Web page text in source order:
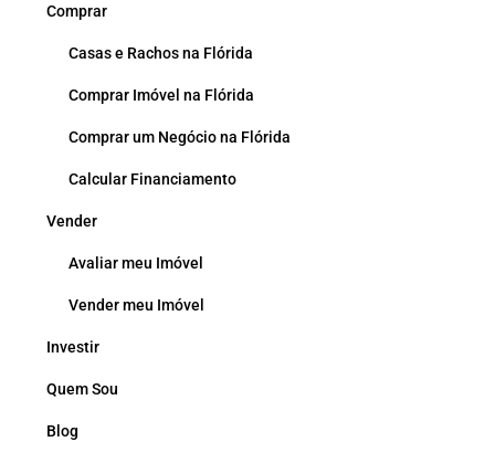
Comprar
Casas e Rachos na Flórida
Comprar Imóvel na Flórida
Comprar um Negócio na Flórida
Calcular Financiamento
Vender
Avaliar meu Imóvel
Vender meu Imóvel
Investir
Quem Sou
Blog